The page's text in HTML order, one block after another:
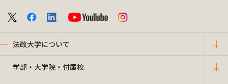
法政大学について
学部・大学院・付属校